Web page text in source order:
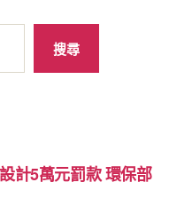
搜尋
計5萬元罰款 環保部